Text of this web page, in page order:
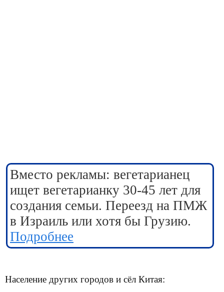
Вместо рекламы: вегетарианец
ищет вегетарианку 30-45 лет для
создания семьи. Переезд на ПМЖ
в Израиль или хотя бы Грузию.
Подробнее
Население других городов и сёл Китая: